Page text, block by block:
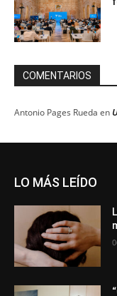
COMENTARIOS
Antonio Pages Rueda en
LO MÁS LEÍDO